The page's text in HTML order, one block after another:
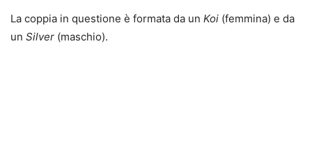
La coppia in questione è formata da un Koi (femmina) e da
un Silver (maschio).